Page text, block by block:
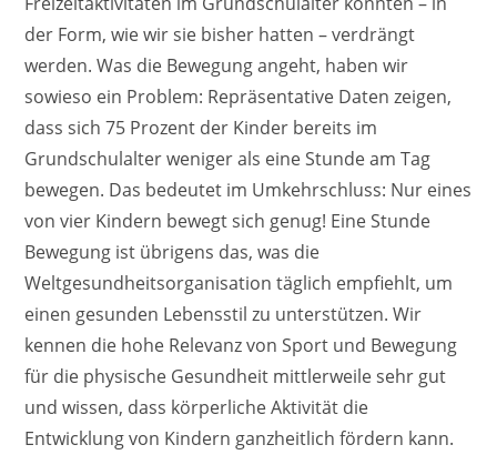
der Form, wie wir sie bisher hatten – verdrängt
werden. Was die Bewegung angeht, haben wir
sowieso ein Problem: Repräsentative Daten zeigen,
dass sich 75 Prozent der Kinder bereits im
Grundschulalter weniger als eine Stunde am Tag
bewegen. Das bedeutet im Umkehrschluss: Nur eines
von vier Kindern bewegt sich genug! Eine Stunde
Bewegung ist übrigens das, was die
Weltgesundheitsorganisation täglich empfiehlt, um
einen gesunden Lebensstil zu unterstützen. Wir
kennen die hohe Relevanz von Sport und Bewegung
für die physische Gesundheit mittlerweile sehr gut
und wissen, dass körperliche Aktivität die
Entwicklung von Kindern ganzheitlich fördern kann.